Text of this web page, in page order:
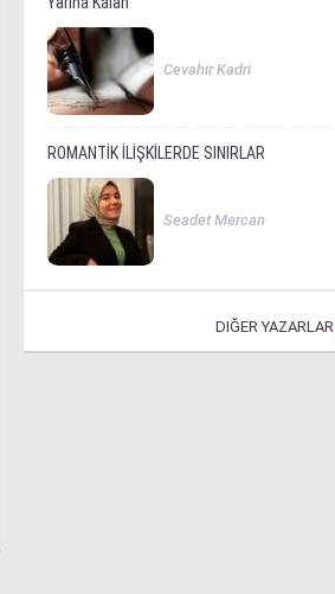
Cevahir Kadri
ROMANTİK İLİŞKİLERDE SINIRLAR
Seadet Mercan
DIĞER YAZARLAR